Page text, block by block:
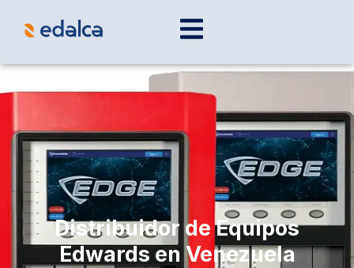
Distribuidor de Equipos
Edwards en Venezuela